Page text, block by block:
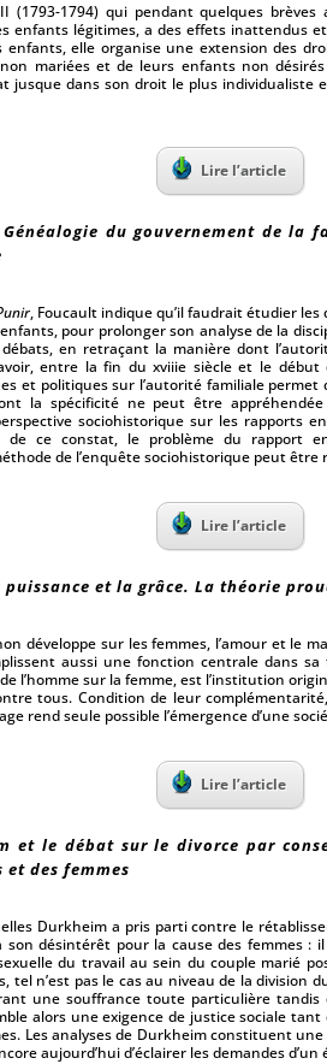
(1793-1794) qui pendant quelques
enfants légitimes, a des effets inattendus
enfants, elle organise une extension des
mariées et de leurs enfants non
jusque dans son droit le plus individualiste
Lire l’article
Généalogie du gouvernement de la
, Foucault indique qu’il faudrait étudier
pour prolonger son analyse de la
débats, en retraçant la manière dont
entre la fin du xviiie siècle et le début
et politiques sur l’autorité familiale permet
la spécificité ne peut être
sociohistorique sur les rapports
de ce constat, le problème du rapport
de l’enquête sociohistorique peut être
Lire l’article
puissance et la grâce. La théorie
développe sur les femmes, l’amour et le
aussi une fonction centrale dans
l’homme sur la femme, est l’institution
tous. Condition de leur
rend seule possible l’émergence d’une
Lire l’article
et le débat sur le divorce par
des femmes
Durkheim a pris parti contre le
désintérêt pour la cause des femmes :
du travail au sein du couple marié
tel n’est pas le cas au niveau de la division
une souffrance toute particulière tandis
alors une exigence de justice sociale
Les analyses de Durkheim constituent
aujourd’hui d’éclairer les demandes